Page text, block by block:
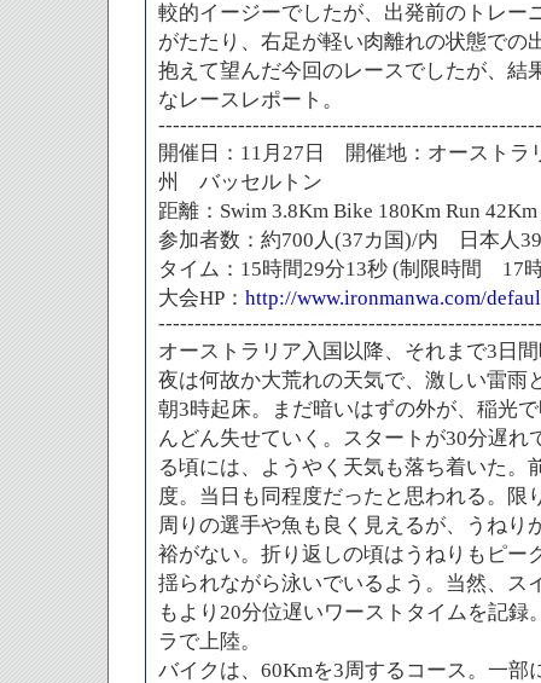
較的イージーでしたが、出発前のトレー
がたたり、右足が軽い肉離れの状態での
抱えて望んだ今回のレースでしたが、
なレースレポート。
開催日：11月27日 開催地：オースト
州 バッセルトン
距離：Swim 3.8Km Bike 180Km Run 42Km
参加者数：約700人(37カ国)/内 日本人
タイム：15時間29分13秒 (制限時間 17
大会HP： http://www.ironmanwa.com/
オーストラリア入国以降、それまで3日
夜は何故か大荒れの天気で、激しい雷雨
朝3時起床。まだ暗いはずの外が、稲光
んどん失せていく。スタートが30分遅れ
る頃には、ようやく天気も落ち着いた。
度。当日も同程度だったと思われる。限
周りの選手や魚も良く見えるが、うねり
裕がない。折り返しの頃はうねりもピー
揺られながら泳いでいるよう。当然、ス
もより20分位遅いワーストタイムを記録
ラで上陸。
バイクは、60Kmを3周するコース。一部